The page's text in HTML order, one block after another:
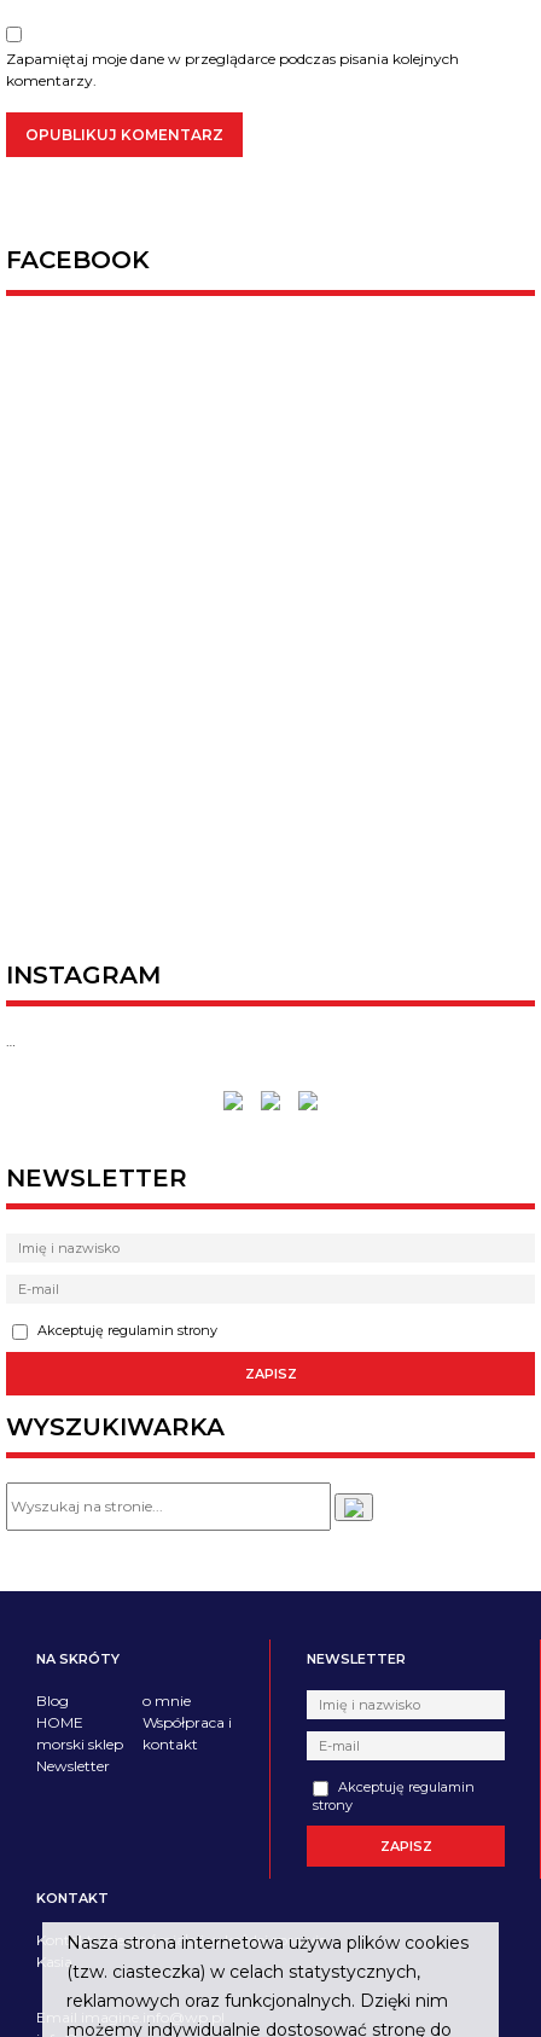
Nasza strona internetowa używa plików cookies
(tzw. ciasteczka) w celach statystycznych,
reklamowych oraz funkcjonalnych. Dzięki nim
możemy indywidualnie dostosować stronę do
Zapamiętaj moje dane w przeglądarce podczas pisania kolejnych
komentarzy.
FACEBOOK
INSTAGRAM
…
NEWSLETTER
Akceptuję regulamin strony
WYSZUKIWARKA
NA SKRÓTY
Blog
HOME
morski sklep
Newsletter
o mnie
Współpraca i
kontakt
NEWSLETTER
Akceptuję regulamin
strony
KONTAKT
Kontaktujcie się śmiało i w każdej sprawie.
Kasia
Email imagine.info@wp.pl